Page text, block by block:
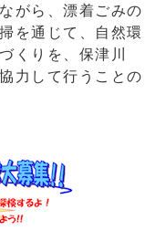
がら、漂着ごみの
を通じて、自然環
くりを、保津川
力して行うことの